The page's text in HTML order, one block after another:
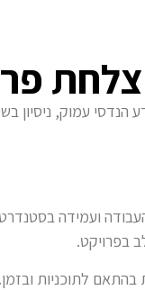
הנדסי עמוק, ניסיון
ועמידה
בפרויקט.
לתוכניות